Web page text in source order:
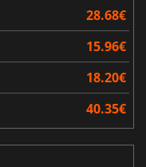
28.68€
15.96€
18.20€
40.35€